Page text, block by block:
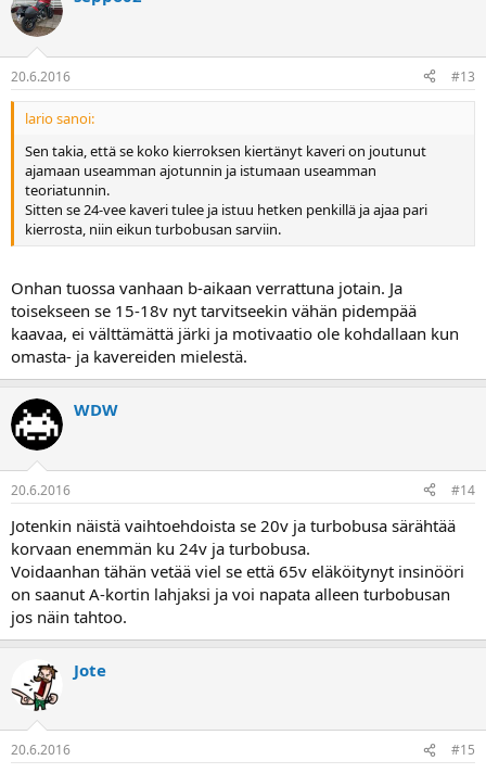
20.6.2016 #13
lario sanoi:
Sen takia, että se koko kierroksen kiertänyt kaveri on joutunut
ajamaan useamman ajotunnin ja istumaan useamman
teoriatunnin.
Sitten se 24-vee kaveri tulee ja istuu hetken penkillä ja ajaa pari
kierrosta, niin eikun turbobusan sarviin.
Onhan tuossa vanhaan b-aikaan verrattuna jotain. Ja
toisekseen se 15-18v nyt tarvitseekin vähän pidempää
kaavaa, ei välttämättä järki ja motivaatio ole kohdallaan kun
omasta- ja kavereiden mielestä.
WDW
20.6.2016 #14
Jotenkin näistä vaihtoehdoista se 20v ja turbobusa särähtää
korvaan enemmän ku 24v ja turbobusa.
Voidaanhan tähän vetää viel se että 65v eläköitynyt insinööri
on saanut A-kortin lahjaksi ja voi napata alleen turbobusan
jos näin tahtoo.
Jote
20.6.2016 #15